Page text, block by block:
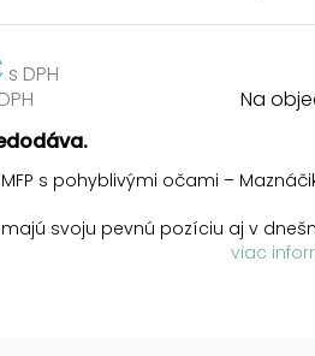
s DPH
Na
s pohyblivými očami –
svoju pevnú pozíciu aj v
viac